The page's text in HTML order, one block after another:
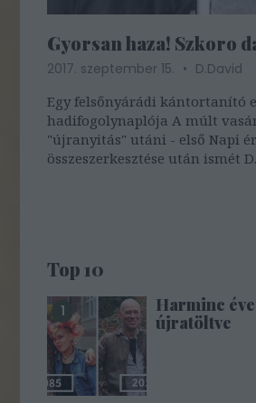
Gyorsan haza! Szkoro
2017. szeptember 15.
D.David
Egy felsőnyárádi kántortanító
hadifogolynaplója A múlt vasárnapi - az
"újranyitás" utáni - első Napi
összeszerkesztése után ismét
Top 10
Harminc
újratöltve